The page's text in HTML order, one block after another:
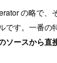
の略で、
です。一番の
ソースから直